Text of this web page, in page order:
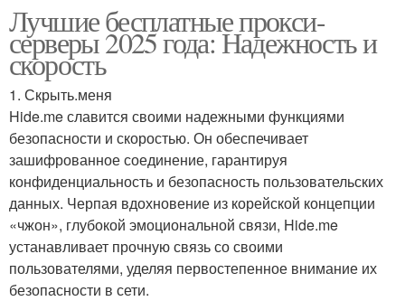
Прокси-сервера для
аренды
сервера
Прокси-сервера для
работы
Лучшие бесплатные прокси-
серверы 2025 года: Надежность и
скорость
1. Скрыть.меня
Hide.me славится своими надежными функциями
безопасности и скоростью. Он обеспечивает
зашифрованное соединение, гарантируя
конфиденциальность и безопасность пользовательских
данных. Черпая вдохновение из корейской концепции
«чжон», глубокой эмоциональной связи, Hide.me
устанавливает прочную связь со своими
пользователями, уделяя первостепенное внимание их
безопасности в сети.